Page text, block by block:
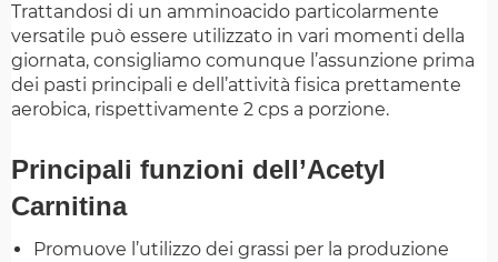
Trattandosi di un amminoacido particolarmente
versatile può essere utilizzato in vari momenti della
giornata, consigliamo comunque l’assunzione prima
dei pasti principali e dell’attività fisica prettamente
aerobica, rispettivamente 2 cps a porzione.
Principali funzioni dell’Acetyl
Carnitina
Promuove l’utilizzo dei grassi per la produzione